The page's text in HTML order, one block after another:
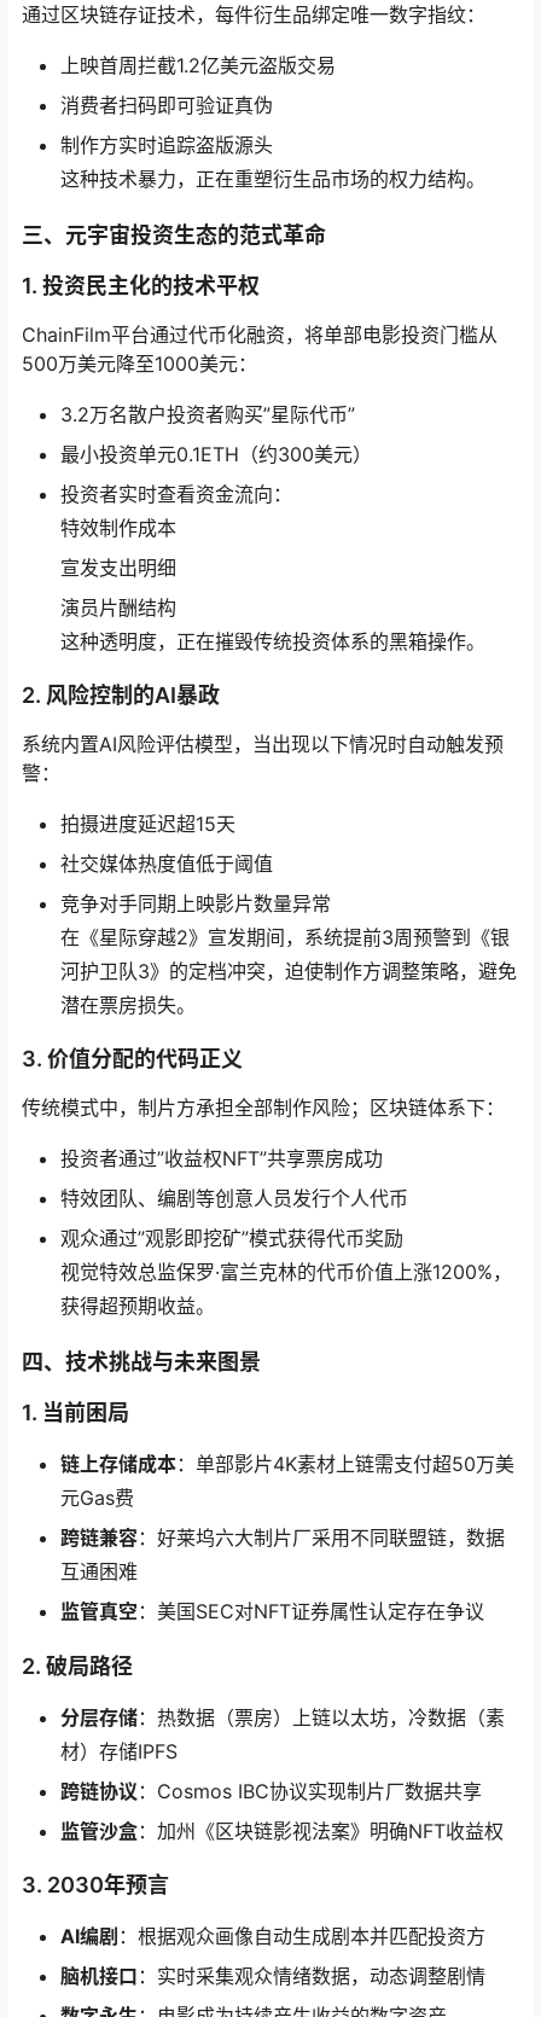
通过区块链存证技术，每件衍生品绑定唯一数字指纹：
上映首周拦截1.2亿美元盗版交易
消费者扫码即可验证真伪
制作方实时追踪盗版源头
这种技术暴力，正在重塑衍生品市场的权力结构。
三、元宇宙投资生态的范式革命
1. 投资民主化的技术平权
ChainFilm平台通过代币化融资，将单部电影投资门槛从
500万美元降至1000美元：
3.2万名散户投资者购买”星际代币”
最小投资单元0.1ETH（约300美元）
投资者实时查看资金流向：
特效制作成本
宣发支出明细
演员片酬结构
这种透明度，正在摧毁传统投资体系的黑箱操作。
2. 风险控制的AI暴政
系统内置AI风险评估模型，当出现以下情况时自动触发预
警：
拍摄进度延迟超15天
社交媒体热度值低于阈值
竞争对手同期上映影片数量异常
在《星际穿越2》宣发期间，系统提前3周预警到《银
河护卫队3》的定档冲突，迫使制作方调整策略，避免
潜在票房损失。
3. 价值分配的代码正义
传统模式中，制片方承担全部制作风险；区块链体系下：
投资者通过”收益权NFT”共享票房成功
特效团队、编剧等创意人员发行个人代币
观众通过”观影即挖矿”模式获得代币奖励
视觉特效总监保罗·富兰克林的代币价值上涨1200%，
获得超预期收益。
四、技术挑战与未来图景
1. 当前困局
链上存储成本：单部影片4K素材上链需支付超50万美
元Gas费
跨链兼容：好莱坞六大制片厂采用不同联盟链，数据
互通困难
监管真空 ：美国SEC对NFT证券属性认定存在争议
2. 破局路径
分层存储：热数据（票房）上链以太坊，冷数据（素
材）存储IPFS
跨链协议 ：Cosmos IBC协议实现制片厂数据共享
监管沙盒：加州《区块链影视法案》明确NFT收益权
3. 2030年预言
AI编剧 ：根据观众画像自动生成剧本并匹配投资方
脑机接口 ：实时采集观众情绪数据，动态调整剧情